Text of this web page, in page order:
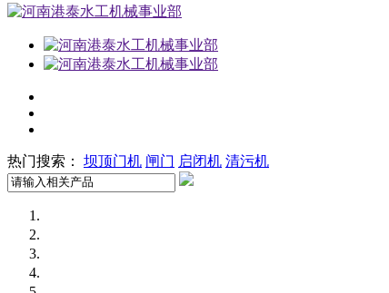
热门搜索： 坝顶门机 闸门 启闭机 清污机